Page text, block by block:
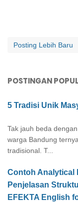
Posting Lebih Baru
POSTINGAN
5 Tradisi Unik
Tak jauh beda
warga Bandung
tradisional. T...
Contoh Analytical
Penjelasan
EFEKTA English